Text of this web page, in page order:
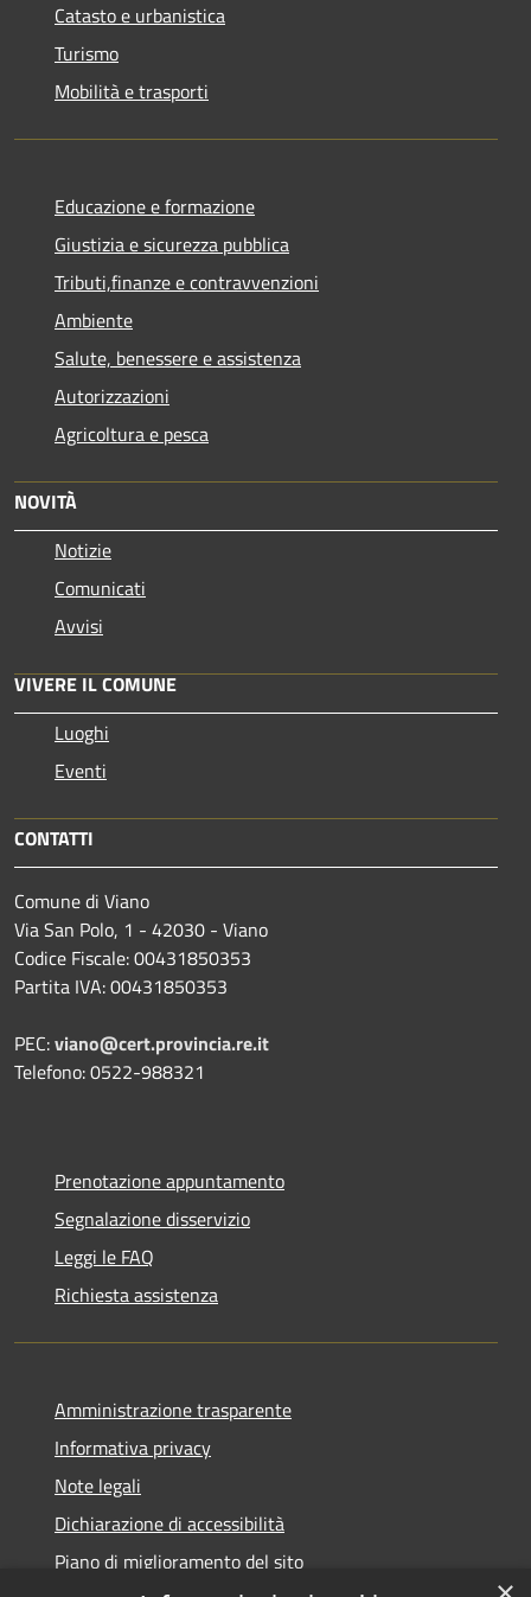
Catasto e urbanistica
Turismo
Mobilità e trasporti
Educazione e formazione
Giustizia e sicurezza pubblica
Tributi,finanze e contravvenzioni
Ambiente
Salute, benessere e assistenza
Autorizzazioni
Agricoltura e pesca
NOVITÀ
Notizie
Comunicati
Avvisi
VIVERE IL COMUNE
Luoghi
Eventi
CONTATTI
Comune di Viano
Via San Polo, 1 - 42030 - Viano
Codice Fiscale: 00431850353
Partita IVA: 00431850353
PEC:viano@cert.provincia.re.it
Telefono: 0522-988321
Prenotazione appuntamento
Segnalazione disservizio
Leggi le FAQ
Richiesta assistenza
Amministrazione trasparente
Informativa privacy
Note legali
Dichiarazione di accessibilità
Piano di miglioramento del sito